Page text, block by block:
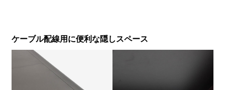
ケーブル配線用に便利な隠しスペース